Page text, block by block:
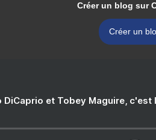
Créer un blog sur
Créer un
DiCaprio et Tobey Maguire,